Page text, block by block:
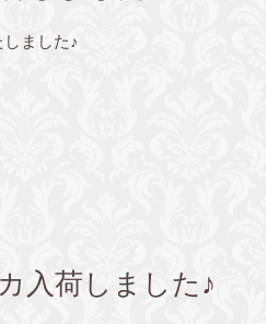
ました♪
入荷しました♪